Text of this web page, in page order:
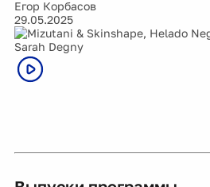
29.05.2025